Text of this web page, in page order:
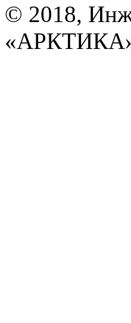
© 2018,